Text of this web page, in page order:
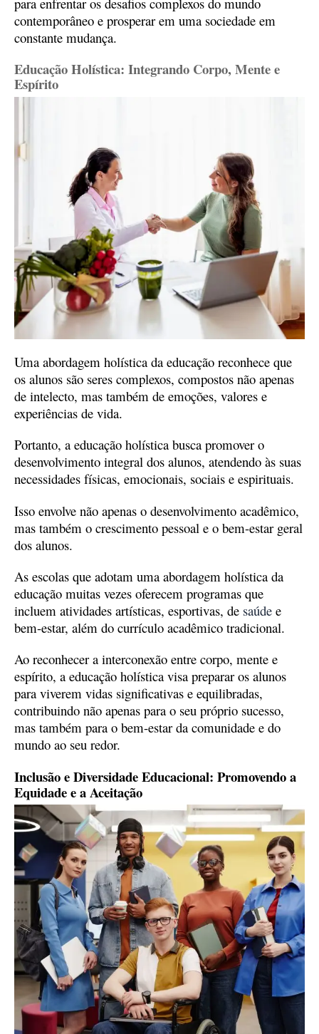
contemporâneo e prosperar em uma sociedade em
constante mudança.
Educação Holística: Integrando Corpo, Mente e
Espírito
Uma abordagem holística da educação reconhece que
os alunos são seres complexos, compostos não apenas
de intelecto, mas também de emoções, valores e
experiências de vida.
Portanto, a educação holística busca promover o
desenvolvimento integral dos alunos, atendendo às suas
necessidades físicas, emocionais, sociais e espirituais.
Isso envolve não apenas o desenvolvimento acadêmico,
mas também o crescimento pessoal e o bem-estar geral
dos alunos.
As escolas que adotam uma abordagem holística da
educação muitas vezes oferecem programas que
incluem atividades artísticas, esportivas, de saúde e
bem-estar, além do currículo acadêmico tradicional.
Ao reconhecer a interconexão entre corpo, mente e
espírito, a educação holística visa preparar os alunos
para viverem vidas significativas e equilibradas,
contribuindo não apenas para o seu próprio sucesso,
mas também para o bem-estar da comunidade e do
mundo ao seu redor.
Inclusão e Diversidade Educacional: Promovendo a
Equidade e a Aceitação